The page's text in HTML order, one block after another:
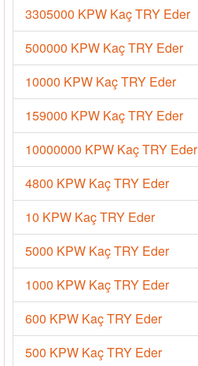
3305000 KPW Kaç TRY Eder
500000 KPW Kaç TRY Eder
10000 KPW Kaç TRY Eder
159000 KPW Kaç TRY Eder
10000000 KPW Kaç TRY Eder
4800 KPW Kaç TRY Eder
10 KPW Kaç TRY Eder
5000 KPW Kaç TRY Eder
1000 KPW Kaç TRY Eder
600 KPW Kaç TRY Eder
500 KPW Kaç TRY Eder